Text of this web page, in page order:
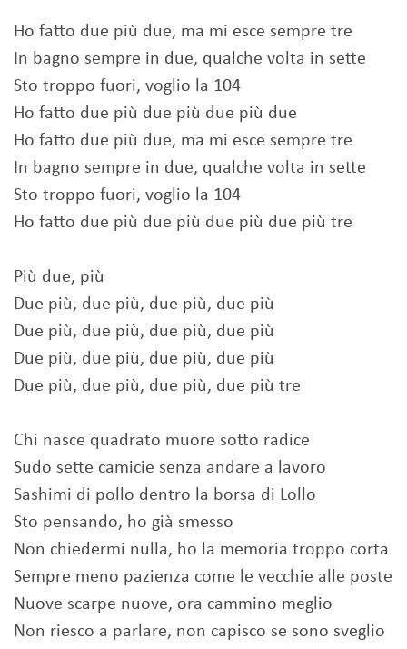
Ho fatto due più due, ma mi esce sempre tre
In bagno sempre in due, qualche volta in sette
Sto troppo fuori, voglio la 104
Ho fatto due più due più due più due
Ho fatto due più due, ma mi esce sempre tre
In bagno sempre in due, qualche volta in sette
Sto troppo fuori, voglio la 104
Ho fatto due più due più due più due più tre
Più due, più
Due più, due più, due più, due più
Due più, due più, due più, due più
Due più, due più, due più, due più
Due più, due più, due più, due più tre
Chi nasce quadrato muore sotto radice
Sudo sette camicie senza andare a lavoro
Sashimi di pollo dentro la borsa di Lollo
Sto pensando, ho già smesso
Non chiedermi nulla, ho la memoria troppo corta
Sempre meno pazienza come le vecchie alle poste
Nuove scarpe nuove, ora cammino meglio
Non riesco a parlare, non capisco se sono sveglio